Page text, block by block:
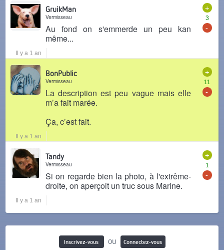
+
3
-
GruikMan
Vermisseau
Au fond on s'emmerde un peu kan
même...
Il y a 1 an
+
11
-
BonPublic
Vermisseau
La description est peu vague mais elle
m’a fait marée.
Ça, c’est fait.
Il y a 1 an
+
1
-
Tandy
Vermisseau
Si on regarde bien la photo, à l'extrême-
droite, on aperçoit un truc sous Marine.
Il y a 1 an
Inscrivez-vous ou
Connectez-vous